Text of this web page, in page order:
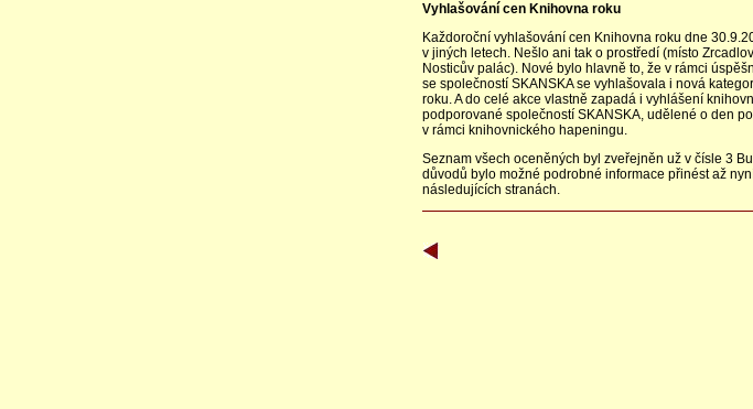
Vyhlašování cen Knihovna roku
Každoroční vyhlašování cen Knihovna roku dne
v jiných letech. Nešlo ani tak o prostředí (místo
Nosticův palác). Nové bylo hlavně to, že v rámci
se společností SKANSKA se vyhlašovala i nová
roku. A do celé akce vlastně zapadá i vyhlášení
podporované společností SKANSKA, udělené o den
v rámci knihovnického hapeningu.
Seznam všech oceněných byl zveřejněn už v čísle 3
důvodů bylo možné podrobné informace přinést až
následujících stranách.